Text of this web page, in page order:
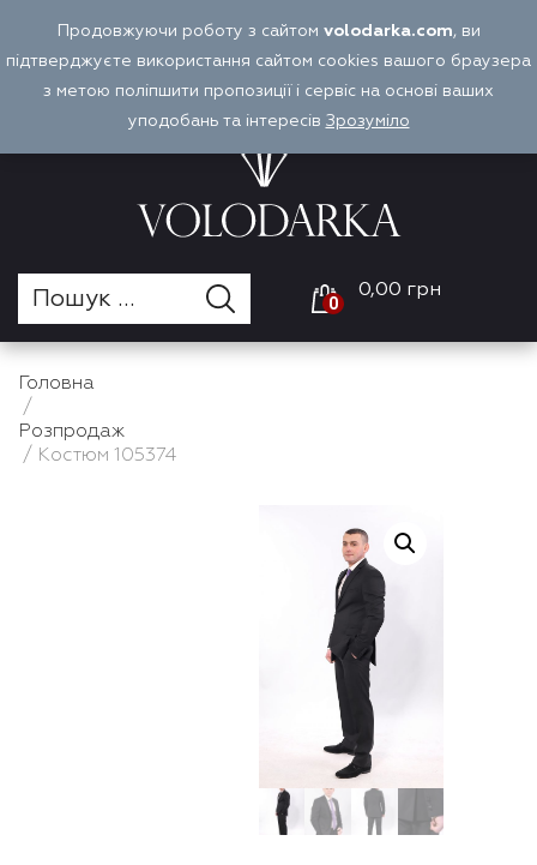
UA
Войти
Оплата і доставка
0
0,00 грн
Головна
/
Розпродаж
/ Костюм 105374
Продовжуючи роботу з сайтом volodarka.com, ви
підтверджуєте використання сайтом cookies вашого браузера
з метою поліпшити пропозиції і сервіс на основі ваших
уподобань та інтересів Зрозуміло